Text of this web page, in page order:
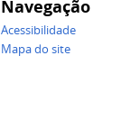
Navegação
Acessibilidade
Mapa do site